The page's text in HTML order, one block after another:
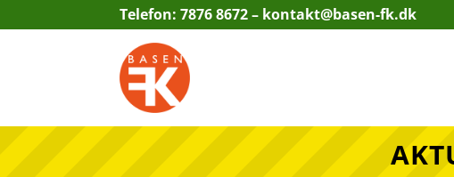
Telefon: 7876 8672 – kontakt@basen-fk.dk